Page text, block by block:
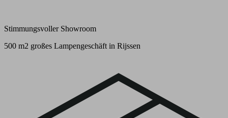
Stimmungsvoller Showroom
500 m2 großes Lampengeschäft in Rijssen